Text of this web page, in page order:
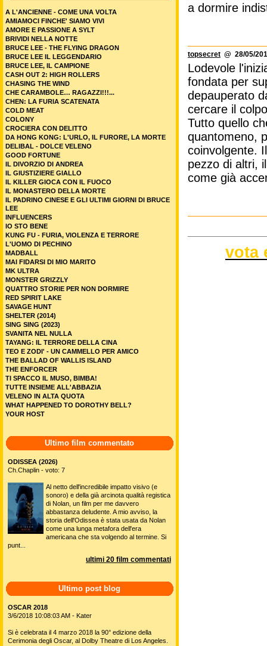
a dormire
topsecret @ 28/05/
Lodevole
fondata per
depauperato
cercare il
Tutto quello
quantomeno,
coinvolgente.
pezzo di altri,
come già
vota
A L'ANCIENNE - COME UNA VOLTA
AMIAMOCI FINCHE' SIAMO VIVI
AMORE E PASSIONE A SYLT
BRIVIDI NELLA NOTTE
BRUCE LEE - THE FLYING DRAGON
BRUCE LEE IL LEGGENDARIO
BRUCE LEE, IL CAMPIONE
CASH OUT 2: HIGH ROLLERS
CHASING THE WIND
CHE CARAMBOLE… RAGAZZI!!!...
CHEN: LA FURIA SCATENATA
COLD MEAT
COLONY
CROCIERA CON DELITTO
DA HONG KONG: L'URLO, IL FURORE, LA MORTE
DELIBAL - DOLCE VELENO
GOOD FORTUNE
IL DIVORZIO DI ANDREA
IL GIUSTIZIERE GIALLO
IL KILLER GIOCA CON IL FUOCO
IL MONASTERO DELLA MORTE
IL PADRINO CINESE E GLI ULTIMI GIORNI DI BRUCE
LEE
INFLUENCERS
IO STO BENE
KUNG FU - FURIA, VIOLENZA E TERRORE
L'UOMO DI PECHINO
MADBALL
MAI FIDARSI DI MIO MARITO
MK ULTRA
MONSTER GRIZZLY
QUATTRO STORIE PER NON DORMIRE
RED SPIRIT LAKE
SAVAGE HUNT
SHELTER (2014)
SING SING (2023)
SVANITA NEL NULLA
TAYANG: IL TERRORE DELLA CINA
TEO E ZODI' - UN CAMMELLO PER AMICO
THE BALLAD OF WALLIS ISLAND
THE ENFORCER
TI SPACCO IL MUSO, BIMBA!
TUTTE INSIEME ALL'ABBAZIA
VELENO IN ALTA QUOTA
WHAT HAPPENED TO DOROTHY BELL?
YOUR HOST
Ultimo film commentato
ODISSEA (2026)
Ch.Chaplin - voto: 7
Al netto dell'incredibile impatto visivo (e
sonoro) e della già arcinota qualità registica
di Nolan, un film per me davvero
abbastanza deludente. A mio avviso, la
storia dell'Odissea è stata usata da Nolan
come una lunga metafora dell'era
americana che sta volgendo al termine. Si
punt...
ultimi 20 film commentati
Ultimo post blog
OSCAR 2018
3/6/2018 10:08:03 AM - Kater
Si è celebrata il 4 marzo 2018 la 90° edizione della
Cerimonia degli Oscar, al Dolby Theatre di Los Angeles.